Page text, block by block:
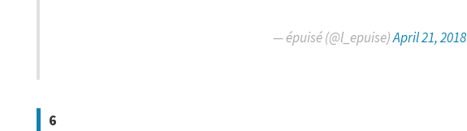
— épuisé (@l_epuise)April 21, 2018
6